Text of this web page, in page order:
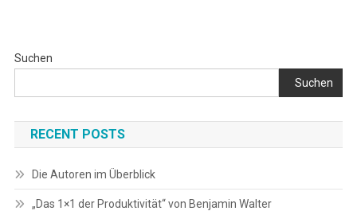
Suchen
Suchen
RECENT POSTS
Die Autoren im Überblick
„Das 1×1 der Produktivität“ von Benjamin Walter